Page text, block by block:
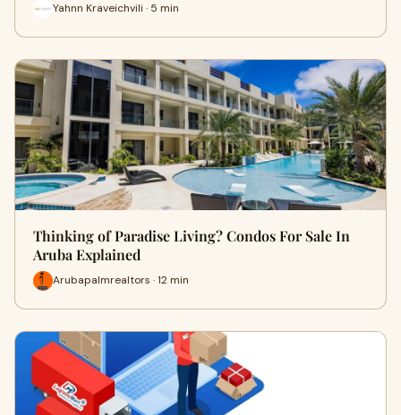
Yahnn Kraveichvili · 5 min
Thinking of Paradise Living? Condos For Sale In
Aruba Explained
Arubapalmrealtors · 12 min